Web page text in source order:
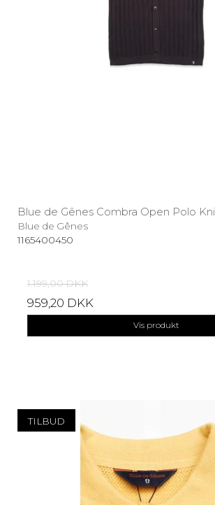
Blue de Gênes Combra Open Polo
Blue de Gênes
1165400450
1.199,00 DKK
959,20 DKK
Vis produkt
TILBUD